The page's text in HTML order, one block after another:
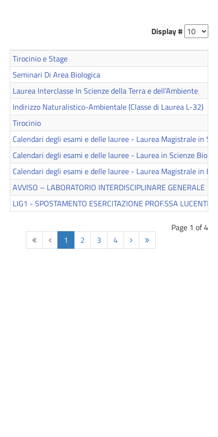
Display #
Tirocinio e Stage
Seminari Di Area Biologica
Laurea Interclasse In Scienze della Terra e dell’Ambiente
Indirizzo Naturalistico-Ambientale (Classe di Laurea L-32)
Tirocinio
Calendari degli esami e delle lauree - Laurea Magistrale in
Calendari degli esami e delle lauree - Laurea in Scienze
Calendari degli esami e delle lauree - Laurea Magistrale in
AVVISO – LABORATORIO INTERDISCIPLINARE GENERALE 1
LIG1 - SPOSTAMENTO ESERCITAZIONE PROF.SSA LUCENTINI
Page 1 of 4
StartPrev1 2 3 4